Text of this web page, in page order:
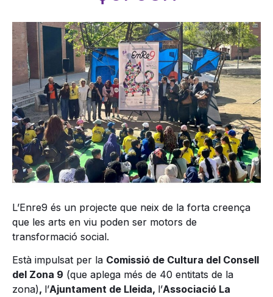
L’Enre9 és un projecte que neix de la forta creença
que les arts en viu poden ser motors de
transformació social.
Està impulsat per la Comissió de Cultura del Consell
del Zona 9 (que aplega més de 40 entitats de la
zona), l’Ajuntament de Lleida, l’Associació La